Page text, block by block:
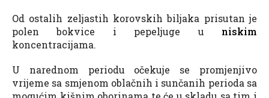
Od ostalih zeljastih korovskih biljaka prisutan je
polen bokvice i pepeljuge u niskim
koncentracijama.
U narednom periodu očekuje se promjenjivo
vrijeme sa smjenom oblačnih i sunčanih perioda sa